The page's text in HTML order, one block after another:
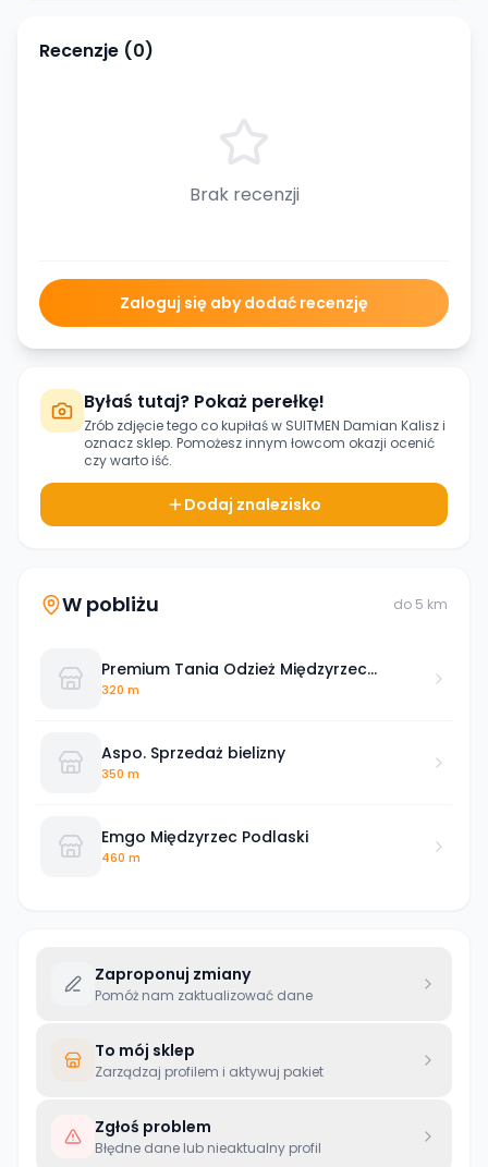
Recenzje (0)
Brak recenzji
Zaloguj się aby dodać recenzję
Byłaś tutaj? Pokaż perełkę!
Zrób zdjęcie tego co kupiłaś w SUITMEN Damian Kaliszi
oznacz sklep. Pomożesz innym łowcom okazji ocenić
czy warto iść.
Dodaj znalezisko
W pobliżu do 5 km
Premium Tania Odzież Międzyrzec
Podlaski
320 m
Aspo. Sprzedaż bielizny
350 m
Emgo Międzyrzec Podlaski
460 m
Zaproponuj zmiany
Pomóż nam zaktualizować dane
To mój sklep
Zarządzaj profilem i aktywuj pakiet
Zgłoś problem
Błędne dane lub nieaktualny profil